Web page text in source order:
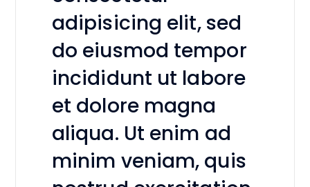
adipisicing elit, sed
do eiusmod tempor
incididunt ut labore
et dolore magna
aliqua. Ut enim ad
minim veniam, quis